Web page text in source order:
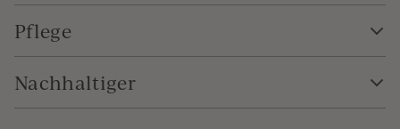
Pflege
Nachhaltiger